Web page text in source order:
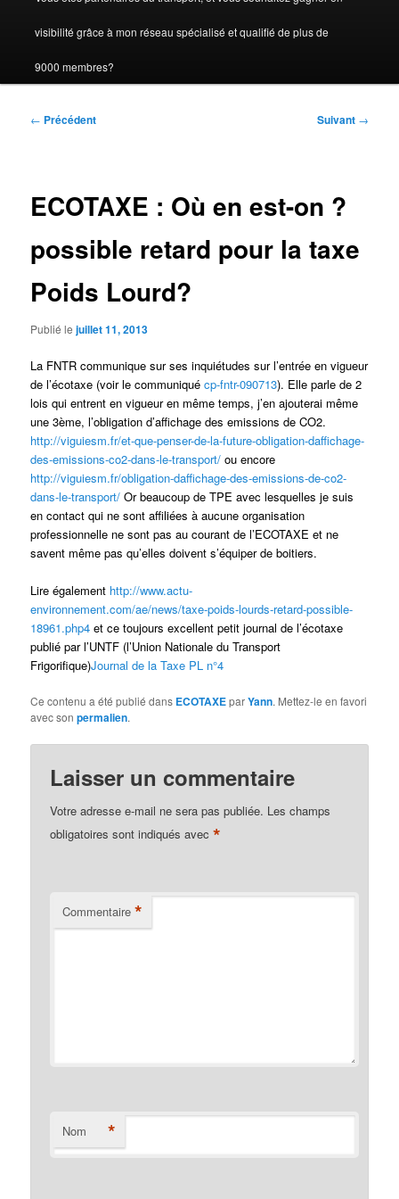
visibilité grâce à mon réseau spécialisé et qualifié de plus de
9000 membres?
Navigation
← Précédent Suivant →
ECOTAXE : Où en est-on ?
possible retard pour la taxe
Poids Lourd?
Publié lejuillet 11, 2013
La FNTR communique sur ses inquiétudes sur l’entrée en vigueur
de l’écotaxe (voir le communiquécp-fntr-090713). Elle parle de 2
lois qui entrent en vigueur en même temps, j’en ajouterai même
une 3ème, l’obligation d’affichage des emissions de CO2.
http://viguiesm.fr/et-que-penser-de-la-future-obligation-daffichage-
des-emissions-co2-dans-le-transport/ ou encore
http://viguiesm.fr/obligation-daffichage-des-emissions-de-co2-
dans-le-transport/ Or beaucoup de TPE avec lesquelles je suis
en contact qui ne sont affiliées à aucune organisation
professionnelle ne sont pas au courant de l’ECOTAXE et ne
savent même pas qu’elles doivent s’équiper de boitiers.
Lire également http://www.actu-
environnement.com/ae/news/taxe-poids-lourds-retard-possible-
18961.php4 et ce toujours excellent petit journal de l’écotaxe
publié par l’UNTF (l’Union Nationale du Transport
Frigorifique)Journal de la Taxe PL n°4
Ce contenu a été publié dans ECOTAXEparYann. Mettez-le en favori
avec sonpermalien.
Laisser un commentaire
Votre adresse e-mail ne sera pas publiée. Les champs
obligatoires sont indiqués avec*
Commentaire *
Nom *